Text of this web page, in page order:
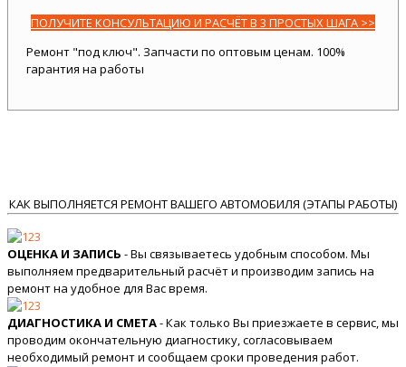
ПОЛУЧИТЕ КОНСУЛЬТАЦИЮ И РАСЧЁТ В 3 ПРОСТЫХ ШАГА >>
Ремонт "под ключ". Запчасти по оптовым ценам. 100%
гарантия на работы
КАК ВЫПОЛНЯЕТСЯ РЕМОНТ ВАШЕГО АВТОМОБИЛЯ (ЭТАПЫ РАБОТЫ)
ОЦЕНКА И ЗАПИСЬ - Вы связываетесь удобным способом. Мы
выполняем предварительный расчёт и производим запись на
ремонт на удобное для Вас время.
ДИАГНОСТИКА И СМЕТА- Как только Вы приезжаете в сервис, мы
проводим окончательную диагностику, согласовываем
необходимый ремонт и сообщаем сроки проведения работ.